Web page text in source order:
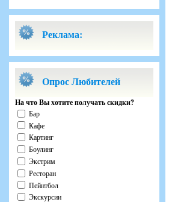
Реклама:
Опрос Любителей
На что Вы хотите получать скидки?
Бар
Кафе
Картинг
Боулинг
Экстрим
Ресторан
Пейнтбол
Экскурсии